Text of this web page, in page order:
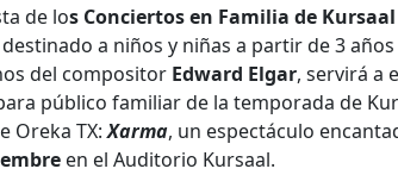
de los Conciertos en Familia de Kursaal
a niños y niñas a partir de 3
del compositor Edward Elgar, servirá a
público familiar de la temporada de
Oreka TX: Xarma, un espectáculo
en el Auditorio Kursaal.